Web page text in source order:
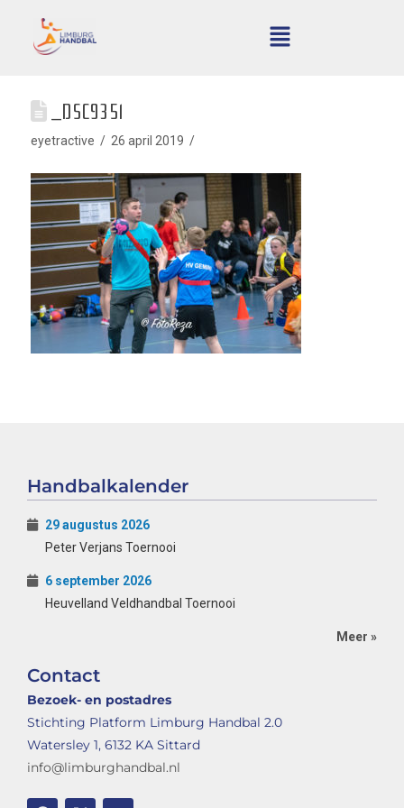
_DSC9351
eyetractive 26 april 2019
Handbalkalender
29 augustus 2026
Peter Verjans Toernooi
6 september 2026
Heuvelland Veldhandbal Toernooi
Meer »
Contact
Bezoek- en postadres
Stichting Platform Limburg Handbal 2.0
Watersley 1, 6132 KA Sittard
info@limburghandbal.nl